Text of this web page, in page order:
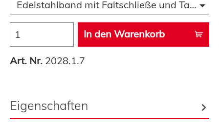
Edelstahlband mit Faltschließe und
In den Warenkorb
Art. Nr. 2028.1.7
Eigenschaften